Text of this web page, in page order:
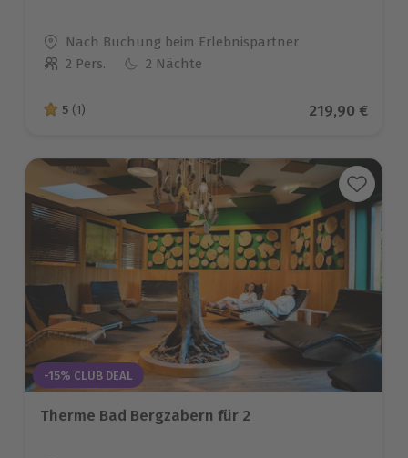
Standort
Nach Buchung beim Erlebnispartner
Anzahl der Teilnehmer
2 Pers. 2 Nächte
5 von 5 Sternen basierend auf 1 Bewertungen
5 (1) Aktueller
219,90 €
-15% CLUB DEAL
Therme Bad Bergzabern für 2